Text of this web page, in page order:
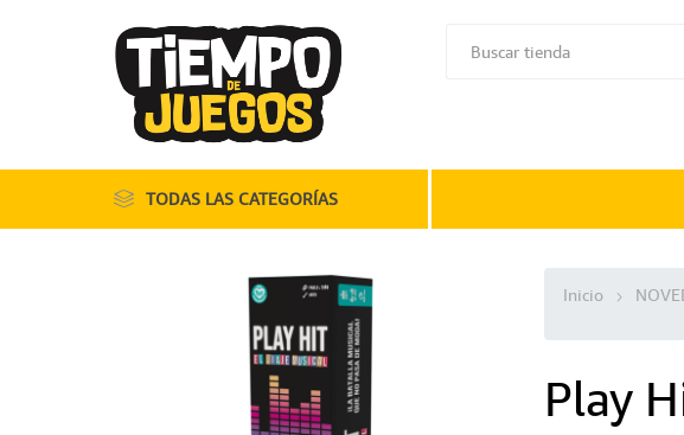
TODAS LAS CATEGORÍAS
Inicio
Play